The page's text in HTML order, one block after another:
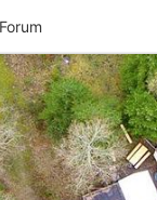
Forum